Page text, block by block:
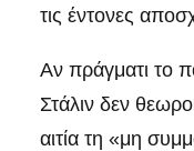
τις έντονες
Αν πράγματι το
Στάλιν δεν
αιτία τη «μη